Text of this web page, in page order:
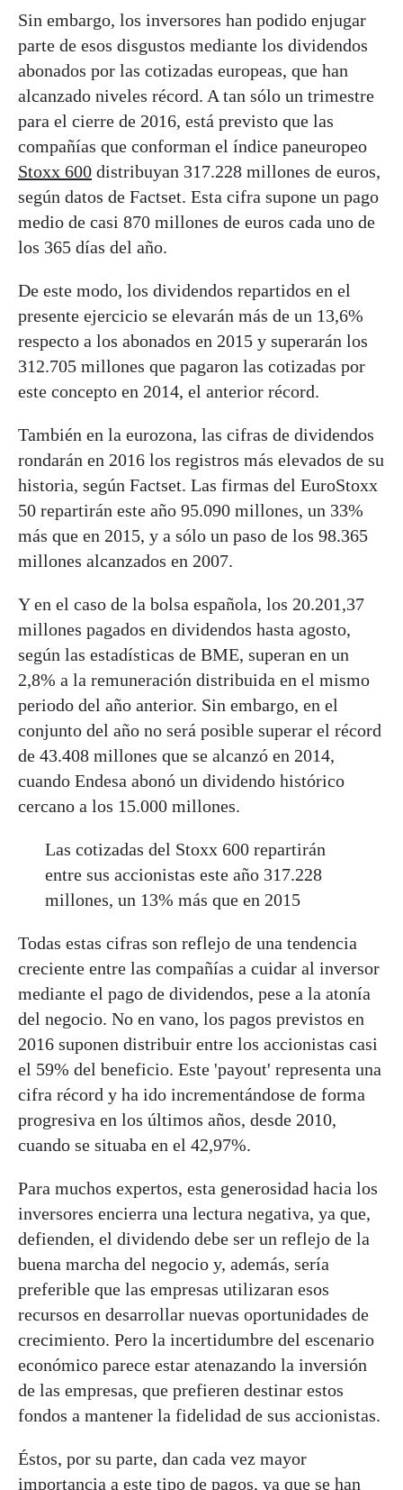
Sin embargo, los inversores han podido enjugar
parte de esos disgustos mediante los dividendos
abonados por las cotizadas europeas, que han
alcanzado niveles récord. A tan sólo un trimestre
para el cierre de 2016, está previsto que las
compañías que conforman el índice paneuropeo
Stoxx 600 distribuyan 317.228 millones de euros,
según datos de Factset. Esta cifra supone un pago
medio de casi 870 millones de euros cada uno de
los 365 días del año.
De este modo, los dividendos repartidos en el
presente ejercicio se elevarán más de un 13,6%
respecto a los abonados en 2015 y superarán los
312.705 millones que pagaron las cotizadas por
este concepto en 2014, el anterior récord.
También en la eurozona, las cifras de dividendos
rondarán en 2016 los registros más elevados de su
historia, según Factset. Las firmas del EuroStoxx
50 repartirán este año 95.090 millones, un 33%
más que en 2015, y a sólo un paso de los 98.365
millones alcanzados en 2007.
Y en el caso de la bolsa española, los 20.201,37
millones pagados en dividendos hasta agosto,
según las estadísticas de BME, superan en un
2,8% a la remuneración distribuida en el mismo
periodo del año anterior. Sin embargo, en el
conjunto del año no será posible superar el récord
de 43.408 millones que se alcanzó en 2014,
cuando Endesa abonó un dividendo histórico
cercano a los 15.000 millones.
Las cotizadas del Stoxx 600 repartirán
entre sus accionistas este año 317.228
millones, un 13% más que en 2015
Todas estas cifras son reflejo de una tendencia
creciente entre las compañías a cuidar al inversor
mediante el pago de dividendos, pese a la atonía
del negocio. No en vano, los pagos previstos en
2016 suponen distribuir entre los accionistas casi
el 59% del beneficio. Este 'payout' representa una
cifra récord y ha ido incrementándose de forma
progresiva en los últimos años, desde 2010,
cuando se situaba en el 42,97%.
Para muchos expertos, esta generosidad hacia los
inversores encierra una lectura negativa, ya que,
defienden, el dividendo debe ser un reflejo de la
buena marcha del negocio y, además, sería
preferible que las empresas utilizaran esos
recursos en desarrollar nuevas oportunidades de
crecimiento. Pero la incertidumbre del escenario
económico parece estar atenazando la inversión
de las empresas, que prefieren destinar estos
fondos a mantener la fidelidad de sus accionistas.
Éstos, por su parte, dan cada vez mayor
importancia a este tipo de pagos, ya que se han